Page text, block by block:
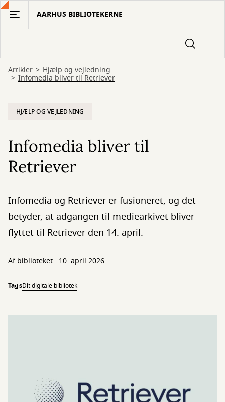
Gå
hovedindhold
AARHUS BIBLIOTEKERNE
Artikler Hjælp og vejledning
Infomedia bliver til Retriever
HJÆLP OG VEJLEDNING
Infomedia bliver til
Retriever
Infomedia og Retriever er fusioneret, og det
betyder, at adgangen til mediearkivet bliver
flyttet til Retriever den 14. april.
Af biblioteket 10. april 2026
TagsDit digitale bibliotek